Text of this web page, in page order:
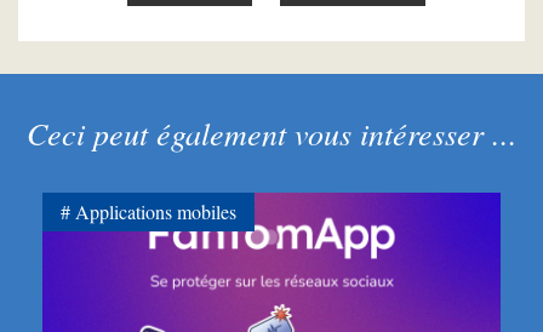
Ceci peut également vous intéresser ...
Applications mobiles